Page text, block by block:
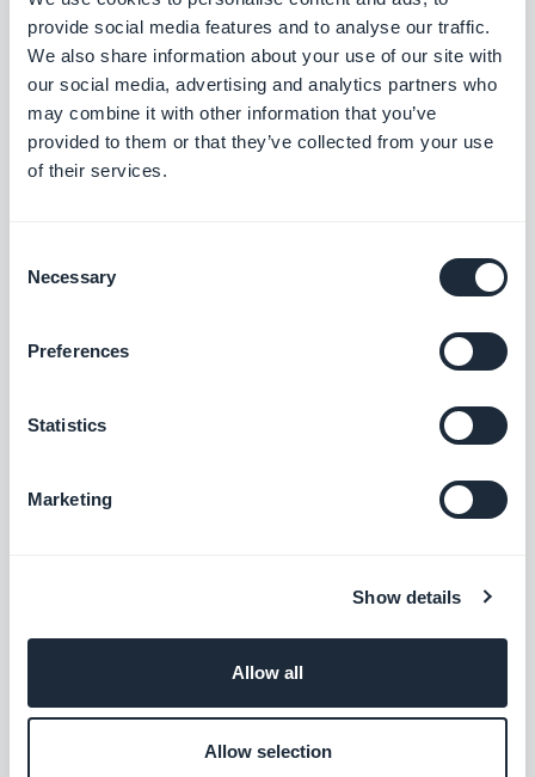
provide social media features and to analyse our traffic.
We also share information about your use of our site with
our social media, advertising and analytics partners who
may combine it with other information that you’ve
provided to them or that they’ve collected from your use
of their services.
Selection
Necessary
Preferences
Statistics
Marketing
Show details
Allow all
Allow selection
SurveyMonkey
Récoltez et analysez des données
Connectez votre app GoodBarber à votre
Microsoft Outlook
Connectez votre app GoodBarber à votre